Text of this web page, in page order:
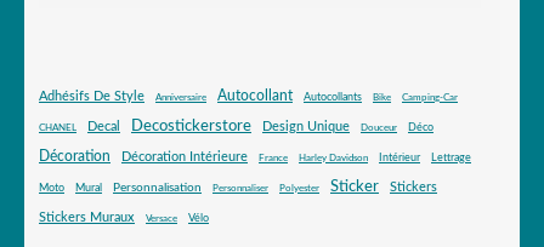
Adhésifs De Style Anniversaire Autocollant Autocollants Bike Camping-Car
CHANEL Decal Decostickerstore Design Unique Douceur Déco
Décoration Décoration Intérieure France Harley Davidson Intérieur Lettrage
Moto Mural Personnalisation Personnaliser Polyester Sticker Stickers
Stickers Muraux Versace Vélo